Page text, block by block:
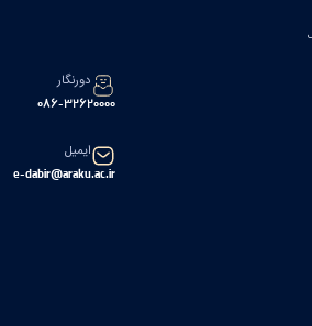
دورنگار
086-32620000
ایمیل
e-dabir@araku.ac.ir